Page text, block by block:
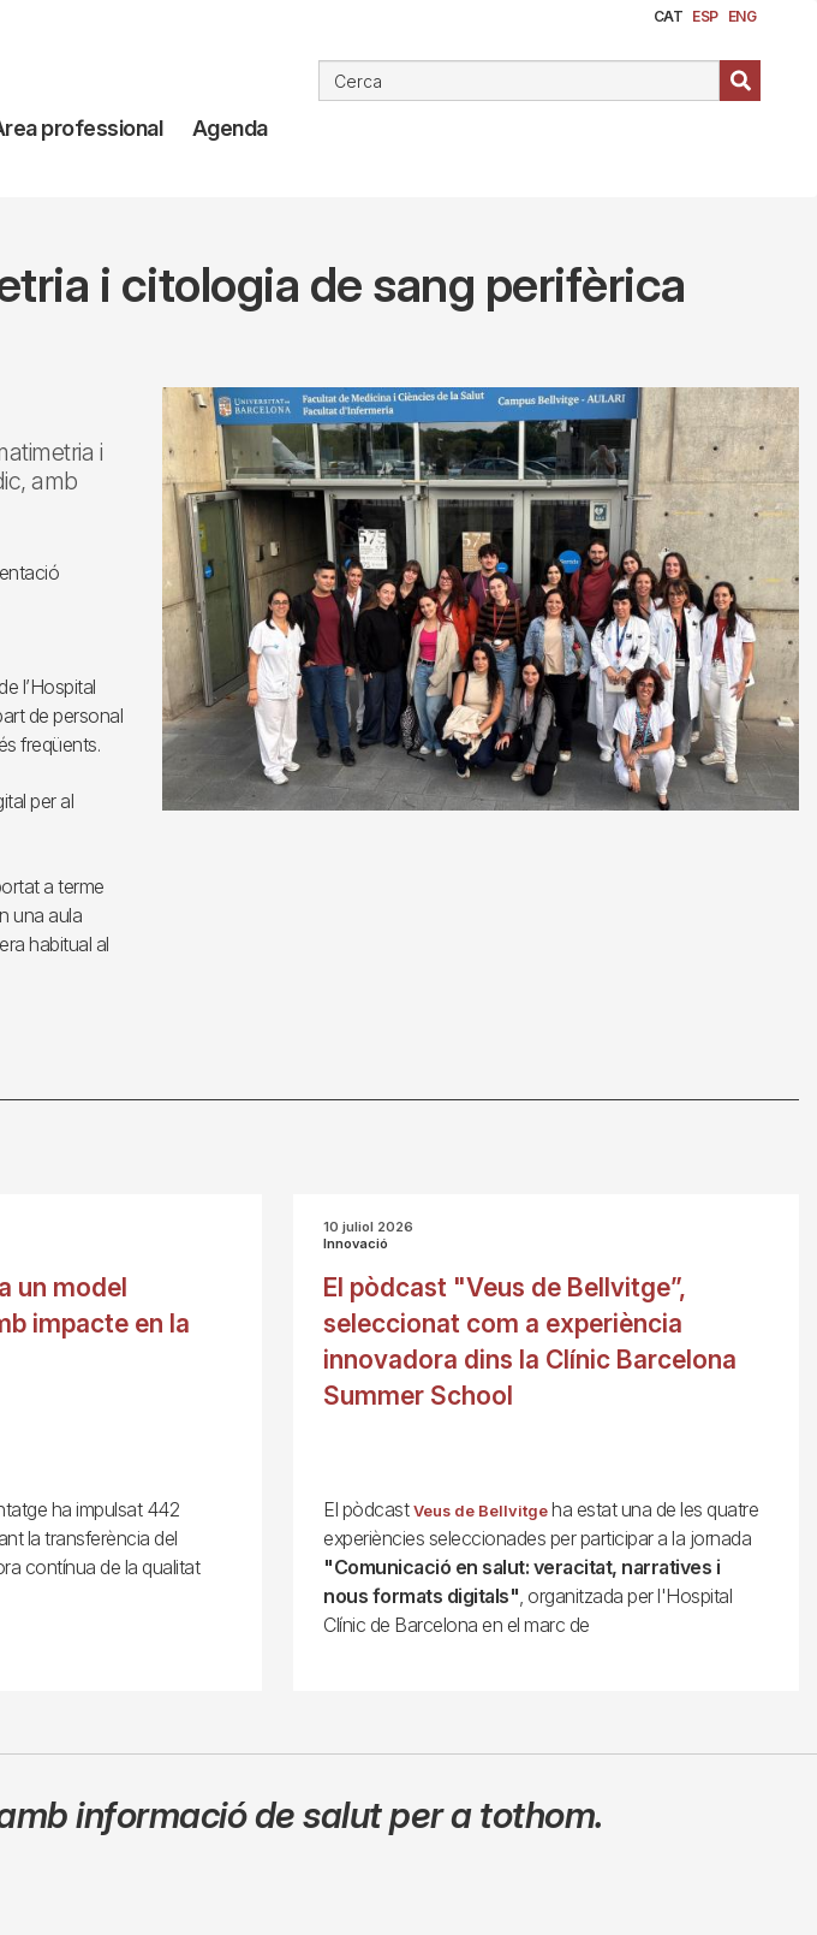
CAT ESP ENG
professional Agenda
i citologia de sang perifèrica
i
amb
l’Hospital
de personal
freqüents.
per al
a terme
una aula
habitual al
un model
impacte en la
ha impulsat 442
la transferència del
contínua de la qualitat
10 juliol 2026
Innovació
El pòdcast "Veus de Bellvitge”,
seleccionat com a experiència
innovadora dins la Clínic Barcelona
Summer School
El pòdcast Veus de Bellvitgeha estat una de les quatre
experiències seleccionades per participar a la jornada
"Comunicació en salut: veracitat, narratives i
nous formats digitals", organitzada per l'Hospital
Clínic de Barcelona en el marc de
informació de salut per a tothom.